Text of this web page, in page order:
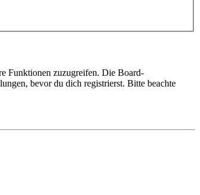
Funktionen zuzugreifen. Die Board-
bevor du dich registrierst. Bitte beachte